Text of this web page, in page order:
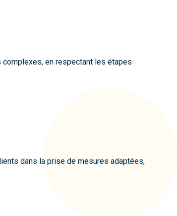
en respectant les étapes
dans la prise de mesures adaptées,